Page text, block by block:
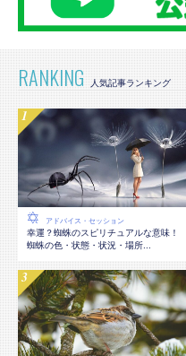
RANKING
アドバイス・セッション
幸運？蜘蛛のスピリチュアルな意味！
蜘蛛の色・状態・状況・場所...